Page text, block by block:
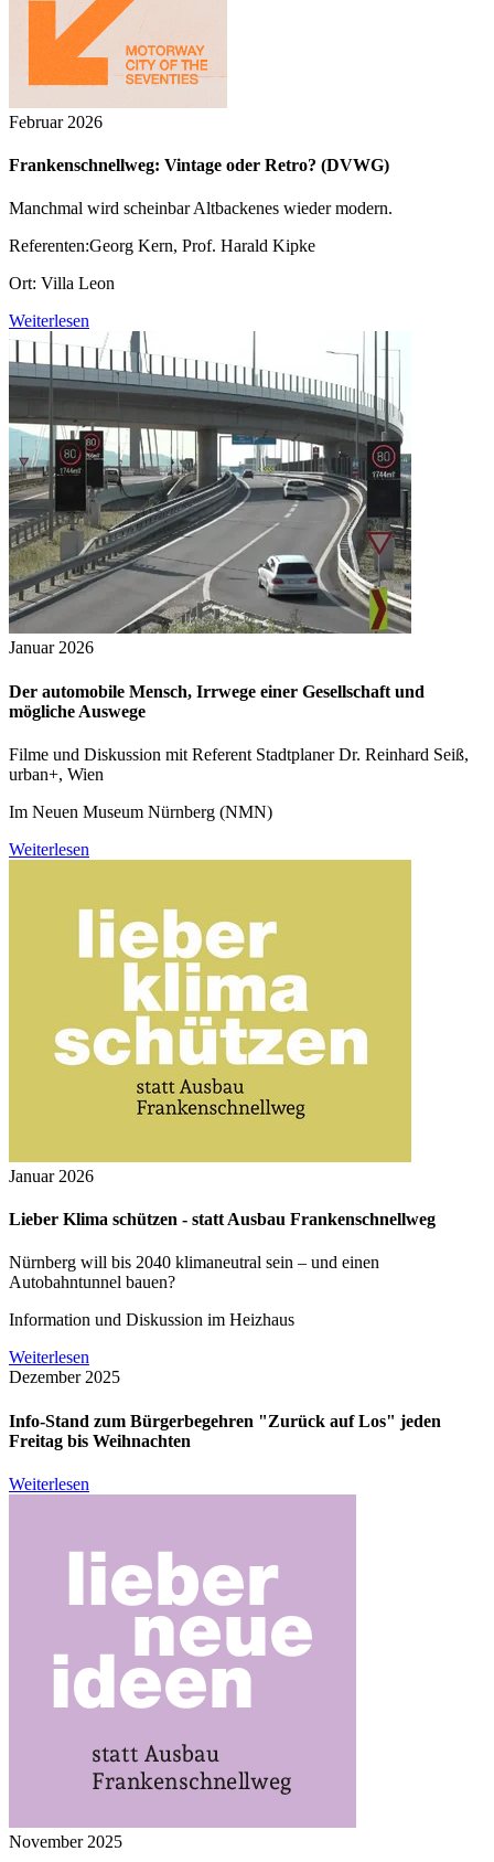
Februar 2026
Frankenschnellweg: Vintage oder Retro? (DVWG)
Manchmal wird scheinbar Altbackenes wieder modern.
Referenten:Georg Kern, Prof. Harald Kipke
Ort: Villa Leon
Weiterlesen
Januar 2026
Der automobile Mensch, Irrwege einer Gesellschaft und
mögliche Auswege
Filme und Diskussion mit Referent Stadtplaner Dr. Reinhard Seiß,
urban+, Wien
Im Neuen Museum Nürnberg (NMN)
Weiterlesen
Januar 2026
Lieber Klima schützen - statt Ausbau Frankenschnellweg
Nürnberg will bis 2040 klimaneutral sein – und einen
Autobahntunnel bauen?
Information und Diskussion im Heizhaus
Weiterlesen
Dezember 2025
Info-Stand zum Bürgerbegehren "Zurück auf Los" jeden
Freitag bis Weihnachten
Weiterlesen
November 2025